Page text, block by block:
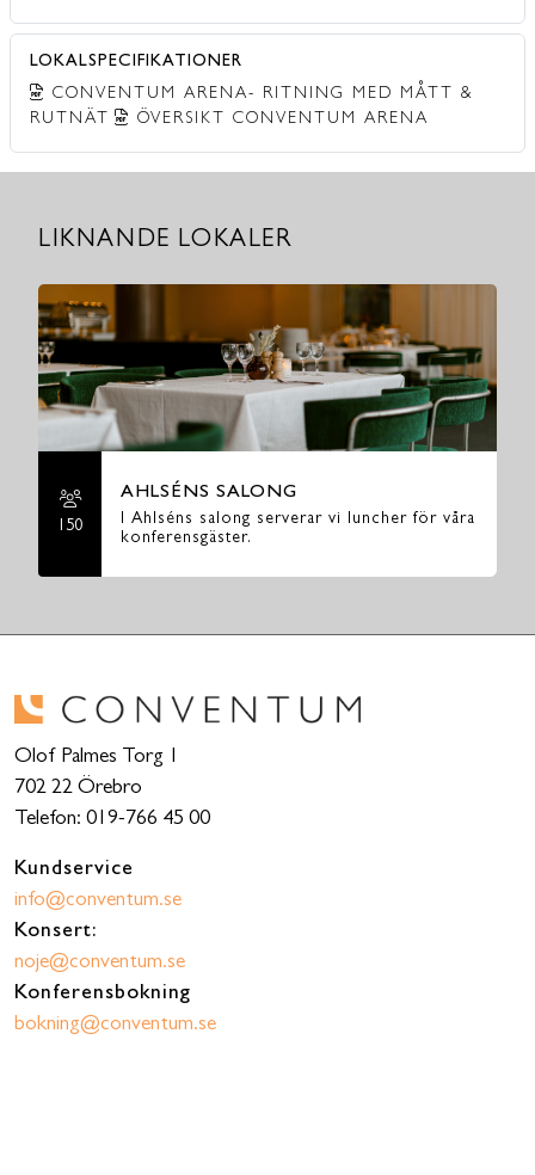
LOKALSPECIFIKATIONER
CONVENTUM ARENA- RITNING MED MÅTT &
RUTNÄT
ÖVERSIKT CONVENTUM ARENA
LIKNANDE LOKALER
150
AHLSÉNS SALONG
I Ahlséns salong serverar vi luncher för våra
konferensgäster.
Olof Palmes Torg 1
702 22 Örebro
Telefon: 019-766 45 00
Kundservice
info@conventum.se
Konsert:
noje@conventum.se
Konferensbokning
bokning@conventum.se